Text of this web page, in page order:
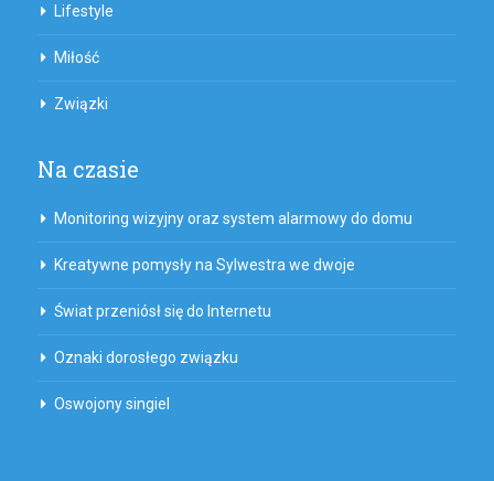
Lifestyle
Miłość
Związki
Na czasie
Monitoring wizyjny oraz system alarmowy do domu
Kreatywne pomysły na Sylwestra we dwoje
Świat przeniósł się do Internetu
Oznaki dorosłego związku
Oswojony singiel